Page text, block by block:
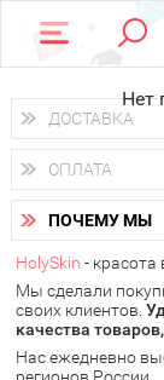
Нет
ДОСТАВКА
Доставка
Вы можете
получить заказ в
самовывоза.
В 20 городах
следующий день.
у Вас всегда
доставку от
подробнее об
ОПЛАТА
Вы можете
наличными
через
электронными
ПОЧЕМУ МЫ
HolySkin - красота
Мы сделали
своих клиентов.
качества
Нас ежедневно